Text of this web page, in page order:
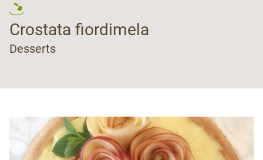
Crostata fiordimela
Desserts